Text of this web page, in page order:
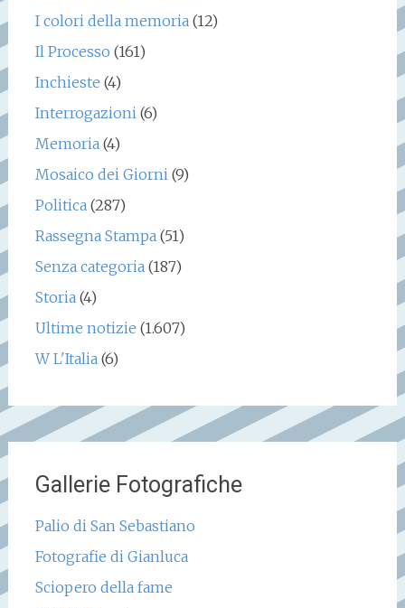
I colori della memoria(12)
Il Processo (161)
Inchieste (4)
Interrogazioni(6)
Memoria(4)
Mosaico dei Giorni(9)
Politica(287)
Rassegna Stampa(51)
Senza categoria(187)
Storia(4)
Ultime notizie (1.607)
W L'Italia(6)
Gallerie Fotografiche
Palio di San Sebastiano
Fotografie di Gianluca
Sciopero della fame